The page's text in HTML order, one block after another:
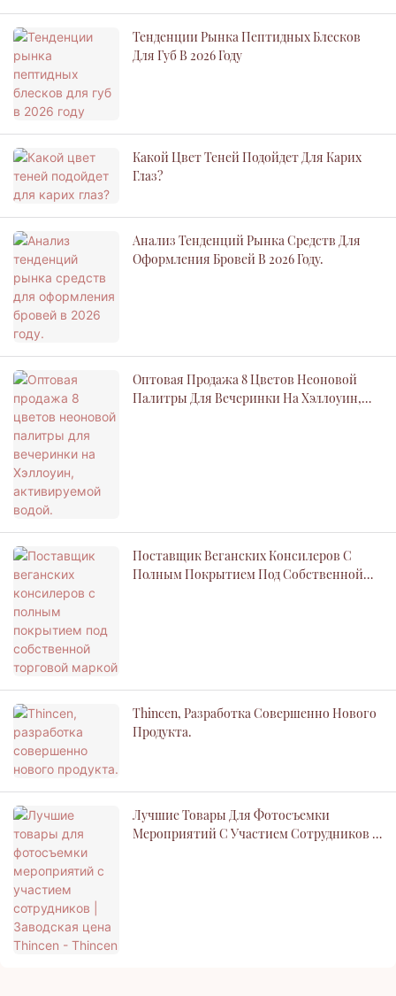
Тенденции Рынка Пептидных Блесков
Для Губ В 2026 Году
Какой Цвет Теней Подойдет Для Карих
Глаз?
Анализ Тенденций Рынка Средств Для
Оформления Бровей В 2026 Году.
Оптовая Продажа 8 Цветов Неоновой
Палитры Для Вечеринки На Хэллоуин,
Поставщик Веганских Консилеров С
Полным Покрытием Под Собственной
Thincen, Разработка Совершенно Нового
Продукта.
Лучшие Товары Для Фотосъемки
Мероприятий С Участием Сотрудников |